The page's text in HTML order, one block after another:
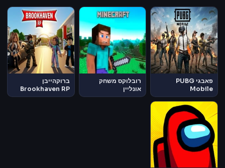
פאבגי PUBG
Mobile
רובלוקס משחק
אונליין
ברוקהייבן
Brookhaven RP